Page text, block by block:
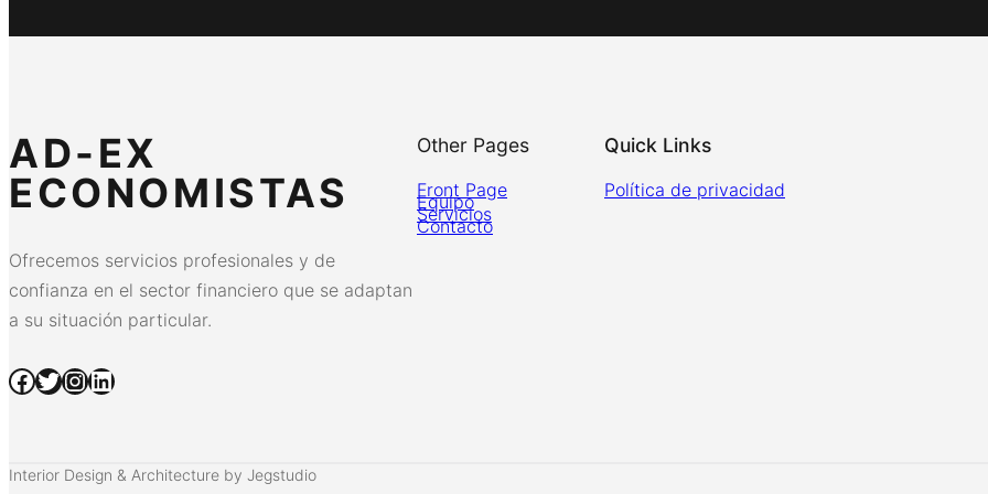
AD-EX
ECONOMISTAS
Ofrecemos servicios profesionales y de
confianza en el sector financiero que se adaptan
a su situación particular.
Facebook Twitter InstagramLinkedIn
Other Pages
Front Page
Equipo
Servicios
Contacto
Quick Links
Política de privacidad
Interior Design & Architecture by Jegstudio